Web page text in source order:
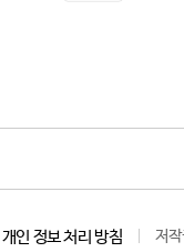
개인 정보 처리 방침 저